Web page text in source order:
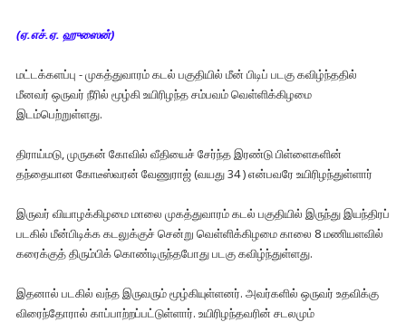
(ஏ.எச்.ஏ. ஹுஸைன்)
மட்டக்களப்பு - முகத்துவாரம் கடல் பகுதியில் மீன் பிடிப் படகு கவிழ்ந்ததில்
மீனவர் ஒருவர் நீரில் மூழ்கி உயிரிழந்த சம்பவம் வெள்ளிக்கிழமை
இடம்பெற்றுள்ளது.
திராய்மடு, முருகன் கோவில் வீதியைச் சேர்ந்த இரண்டு பிள்ளைகளின்
தந்தையான கோடீஸ்வரன் வேணுராஜ் (வயது 34 ) என்பவரே உயிரிழந்துள்ளார்
இருவர் வியாழக்கிழமை மாலை முகத்துவாரம் கடல் பகுதியில் இருந்து இயந்திரப்
படகில் மீன்பிடிக்க கடலுக்குச் சென்று வெள்ளிக்கிழமை காலை 8 மணியளவில்
கரைக்குத் திரும்பிக் கொண்டிருந்தபோது படகு கவிழ்ந்துள்ளது.
இதனால் படகில் வந்த இருவரும் மூழ்கியுள்ளனர். அவர்களில் ஒருவர் உதவிக்கு
விரைந்தோரால் காப்பாற்றப்பட்டுள்ளார். உயிரிழந்தவரின் சடலமும்